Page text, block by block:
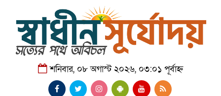
শনিবার, ০৮ অগাস্ট ২০২৬, ০৩:০১ পূর্বাহ্ন